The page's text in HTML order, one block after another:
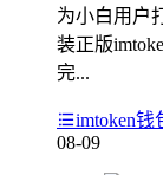
为小白用户
装正版
完...
imtoken
08-09